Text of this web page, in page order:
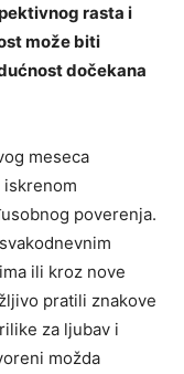
rasta i
može biti
dočekana
meseca
poverenja.
ili kroz nove
pratili znakove
za ljubav i
možda